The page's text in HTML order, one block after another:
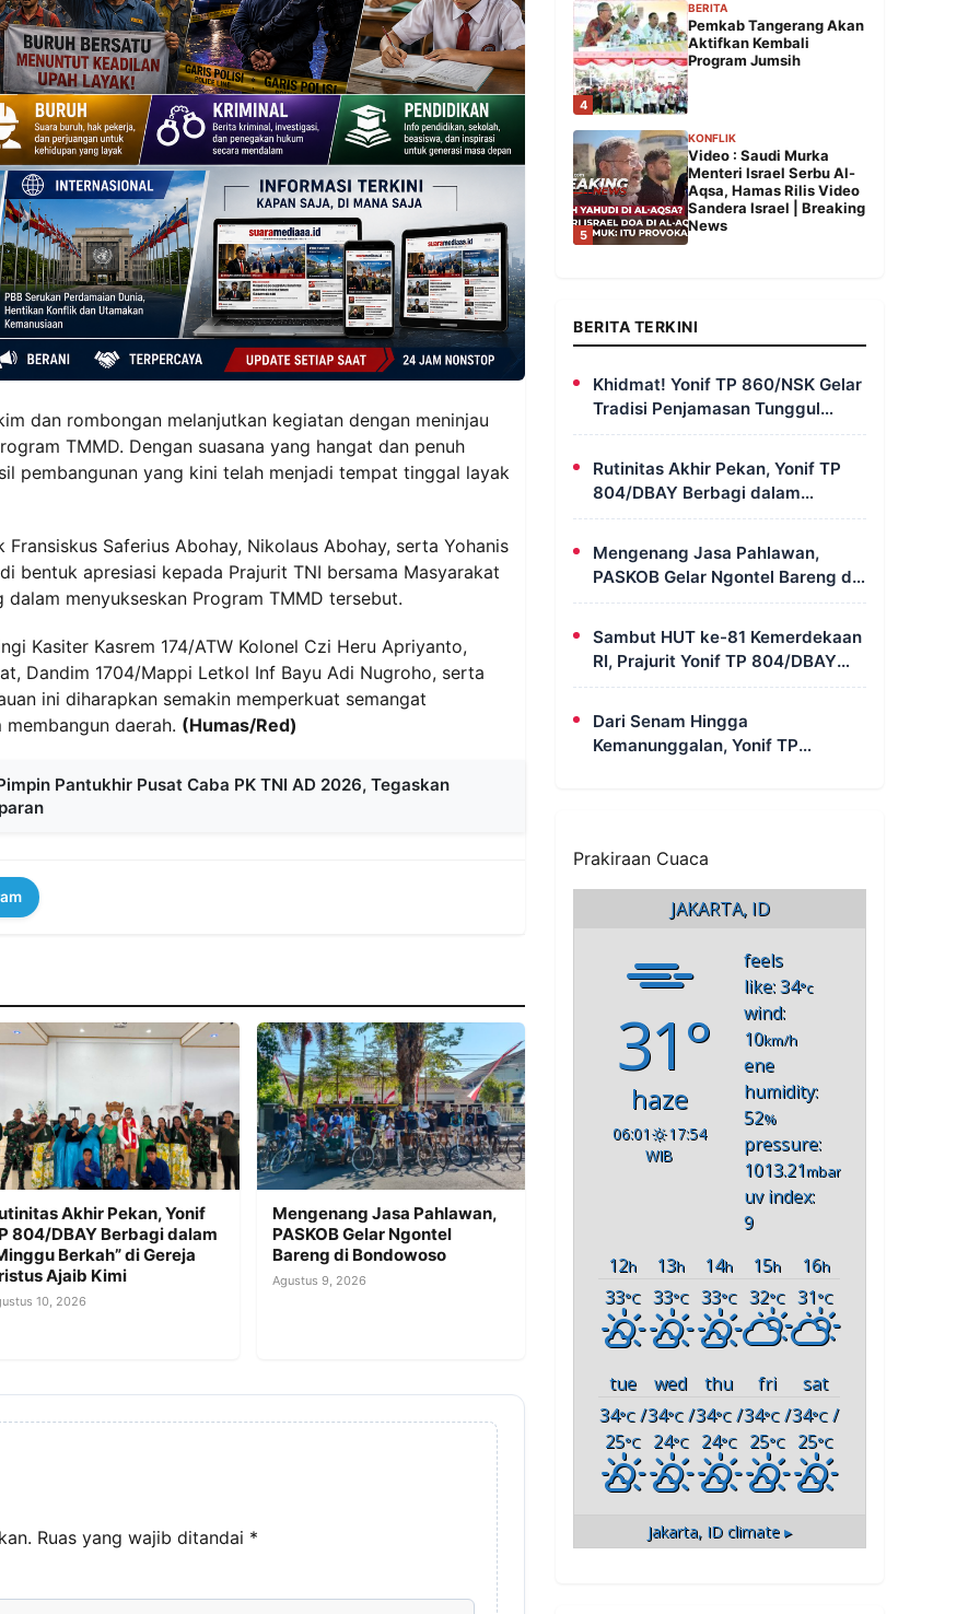
dan rombongan melanjutkan kegiatan dengan meninjau
TMMD. Dengan suasana yang hangat dan penuh
pembangunan yang kini telah menjadi tempat tinggal layak
Saferius Abohay, Nikolaus Abohay, serta Yohanis
bentuk apresiasi kepada Prajurit TNI bersama Masyarakat
menyukseskan Program TMMD tersebut.
Kasiter Kasrem 174/ATW Kolonel Czi Heru Apriyanto,
Dandim 1704/Mappi Letkol Inf Bayu Adi Nugroho, serta
ini diharapkan semakin memperkuat semangat
daerah. (Humas/Red)
Pantukhir Pusat Caba PK TNI AD 2026, Tegaskan
Akhir Pekan, Yonif
804/DBAY Berbagi dalam
Berkah” di Gereja
Ajaib Kimi
10, 2026
Mengenang Jasa Pahlawan,
PASKOB Gelar Ngontel
Bareng di Bondowoso
Agustus 9, 2026
Ruas yang wajib ditandai *
4
BERITA
Pemkab Tangerang Akan
Aktifkan Kembali
Program Jumsih
5
KONFLIK
Video : Saudi Murka
Menteri Israel Serbu Al-
Aqsa, Hamas Rilis Video
Sandera Israel | Breaking
News
BERITA TERKINI
Khidmat! Yonif TP 860/NSK Gelar
Tradisi Penjamasan Tunggul
Batalyon, Teguhkan Jiwa Korsa
Prajurit
Rutinitas Akhir Pekan, Yonif TP
804/DBAY Berbagi dalam
“Minggu Berkah” di Gereja Kristus
Mengenang Jasa Pahlawan,
PASKOB Gelar Ngontel Bareng di
Bondowoso
Sambut HUT ke-81 Kemerdekaan
RI, Prajurit Yonif TP 804/DBAY
Ikuti Kegiatan Donor Darah
Dari Senam Hingga
Kemanunggalan, Yonif TP
Prakiraan Cuaca
JAKARTA, ID
31°
haze
06:01
17:54
WIB
feels
like: 34°c
wind:
10km/h
ene
humidity:
52%
pressure:
1013.21mbar
uv index:
9
12h 13h 14h 15h 16h
33°C 33°C 33°C 32°C 31°C
tue wed thu fri
sat
34°C/
25°C
34°C/
24°C
34°C/
24°C
34°C/
25°C
34°C /
25°C
Jakarta, ID climate ▸